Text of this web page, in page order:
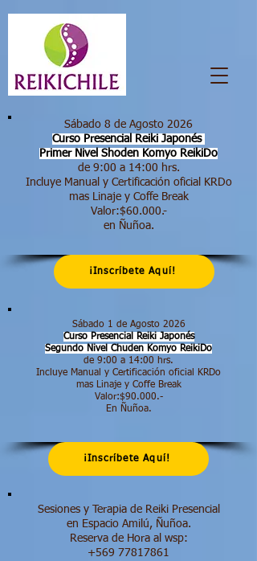
Sábado 8 de Agosto 2026
Curso Presencial Reiki Japonés
Primer Nivel Shoden Komyo ReikiDo
de 9:00 a 14:00 hrs.​
Incluye Manual y Certificación oficial KRDo
mas Linaje y Coffe Break
Valor:$60.000.-
en Ñuñoa.
¡Inscríbete Aquí!
Sábado 1 de Agosto 2026
Curso Presencial Reiki Japonés
Segundo Nivel Chuden Komyo ReikiDo
de 9:00 a 14:00 hrs.​
Incluye Manual y Certificación oficial KRDo
mas Linaje y Coffe Break
Valor:$90.000.-
En Ñuñoa.
¡Inscríbete Aquí!
Sesiones y Terapia de Reiki Presencial
en Espacio Amilú, Ñuñoa.
Reserva de Hora al wsp:
+569 77817861